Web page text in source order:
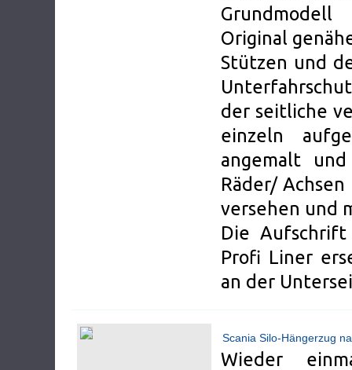
Original
Stützen und
der seitliche
einzeln
angemalt
Räder/
versehen und
Die
Profi Liner
an der
Scania Silo-Hängerzug
Wieder